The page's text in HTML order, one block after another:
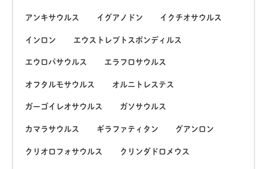
アンキサウルス イグアノドン イクチオサウルス
インロン エウストレプトスポンディルス
エウロパサウルス エラフロサウルス
オフタルモサウルス オルニトレステス
ガーゴイレオサウルス ガソサウルス
カマラサウルス ギラファティタン グアンロン
クリオロフォサウルス クリンダドロメウス